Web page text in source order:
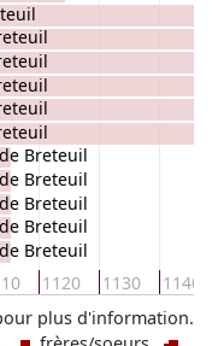
1120 1130 1140
Breteuil
Breteuil
Breteuil
Breteuil
Breteuil
plus d'information.